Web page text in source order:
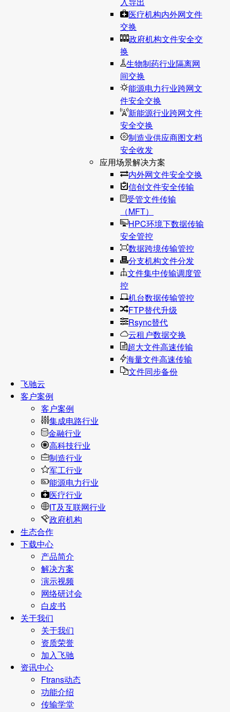
医疗机构内外网文件
交换
政府机构文件安全交
换
生物制药行业隔离网
间交换
能源电力行业跨网文
件安全交换
新能源行业跨网文件
安全交换
制造业供应商图文档
安全收发
应用场景解决方案
内外网文件安全交换
信创文件安全传输
受管文件传输
（MFT）
HPC环境下数据传输
安全管控
数据跨境传输管控
分支机构文件分发
文件集中传输调度管
控
机台数据传输管控
FTP替代升级
Rsync替代
云租户数据交换
超大文件高速传输
海量文件高速传输
文件同步备份
飞驰云
客户案例
客户案例
集成电路行业
金融行业
高科技行业
制造行业
军工行业
能源电力行业
医疗行业
IT及互联网行业
政府机构
生态合作
下载中心
产品简介
解决方案
演示视频
网络研讨会
白皮书
关于我们
关于我们
资质荣誉
加入飞驰
资讯中心
Ftrans动态
功能介绍
传输学堂